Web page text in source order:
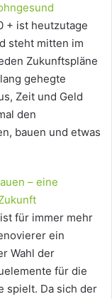
+ ist heutzutage
steht mitten im
Zukunftspläne
gehegte
Zeit und Geld
den
bauen und etwas
– eine
für immer mehr
ein
Wahl der
für die
spielt. Da sich der